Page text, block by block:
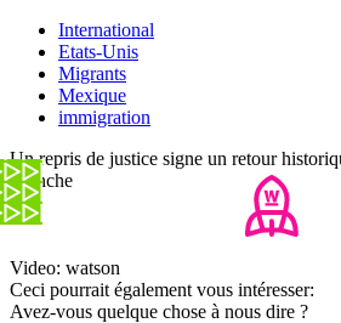
International
Etats-Unis
Migrants
Mexique
immigration
Un repris de justice signe un retour
Blanche
Video: watson
Ceci pourrait également vous intéresser:
Avez-vous quelque chose à nous dire ?